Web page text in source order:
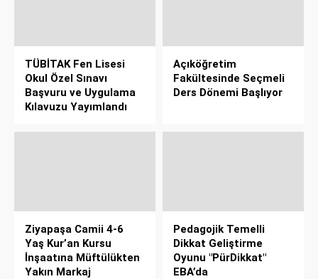
TÜBİTAK Fen Lisesi
Okul Özel Sınavı
Başvuru ve Uygulama
Kılavuzu Yayımlandı
Açıköğretim
Fakültesinde Seçmeli
Ders Dönemi Başlıyor
Ziyapaşa Camii 4-6
Yaş Kur’an Kursu
İnşaatına Müftülükten
Yakın Markaj
Pedagojik Temelli
Dikkat Geliştirme
Oyunu "PürDikkat"
EBA’da